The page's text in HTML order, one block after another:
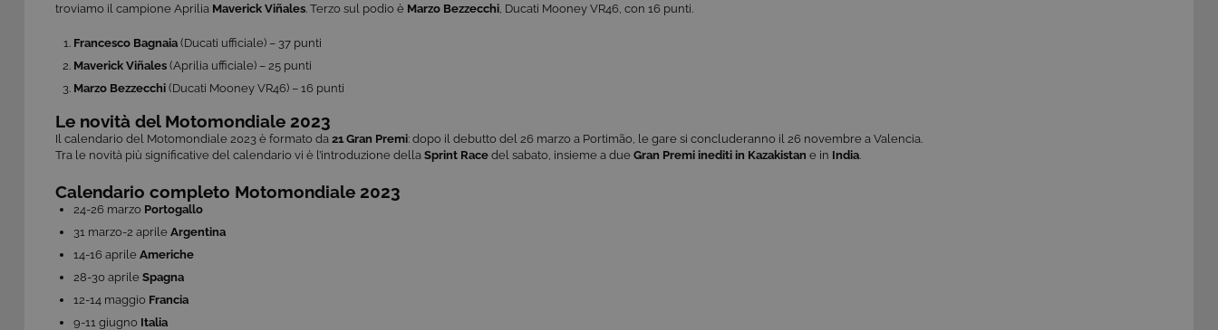
troviamo il campione Aprilia Maverick Viñales. Terzo sul podio è Marzo Bezzecchi, Ducati Mooney VR46, con 16 punti.
Francesco Bagnaia (Ducati ufficiale) – 37 punti
Maverick Viñales (Aprilia ufficiale) – 25 punti
Marzo Bezzecchi (Ducati Mooney VR46) – 16 punti
Le novità del Motomondiale 2023
Il calendario del Motomondiale 2023 è formato da 21 Gran Premi: dopo il debutto del 26 marzo a Portimão, le gare si concluderanno il 26 novembre a Valencia.
Tra le novità più significative del calendario vi è l’introduzione della Sprint Race del sabato, insieme a due Gran Premi inediti in Kazakistan e in India.
Calendario completo Motomondiale 2023
24-26 marzo Portogallo
31 marzo-2 aprile Argentina
14-16 aprile Americhe
28-30 aprile Spagna
12-14 maggio Francia
9-11 giugno Italia